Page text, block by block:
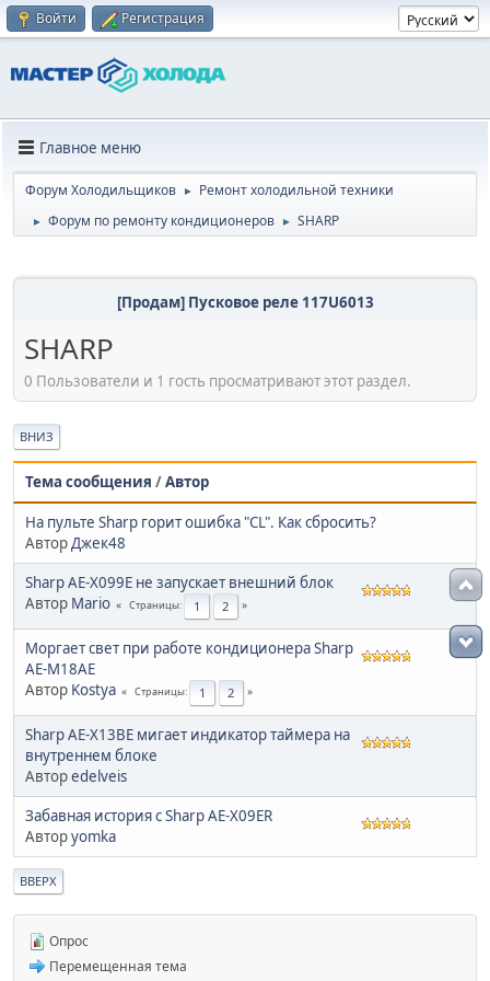
Войти Регистрация
Главное меню
Форум Холодильщиков ► Ремонт холодильной техники
► Форум по ремонту кондиционеров ► SHARP
[Продам] Пусковое реле 117U6013
SHARP
0 Пользователи и 1 гость просматривают этот раздел.
ВНИЗ
Тема сообщения /Автор
На пульте Sharp горит ошибка "CL". Как сбросить?
Автор Джек48
Sharp AE-X099E не запускает внешний блок
Автор Mario Страницы 1 2
Моргает свет при работе кондиционера Sharp
AE-M18AE
Автор Kostya Страницы 1 2
Sharp AE-X13BE мигает индикатор таймера на
внутреннем блоке
Авторedelveis
Забавная история с Sharp AE-X09ER
Авторyomka
ВВЕРХ
Опрос
Перемещенная тема